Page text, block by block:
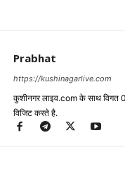
Prabhat
https://kushinagarlive.com
कुशीनगर लाइव.com के साथ विगत
विजिट करते है.